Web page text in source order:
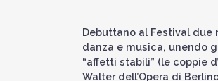
Debuttano al Festival
danza e musica, unendo
“affetti stabili” (le coppie
Walter dell’Opera di